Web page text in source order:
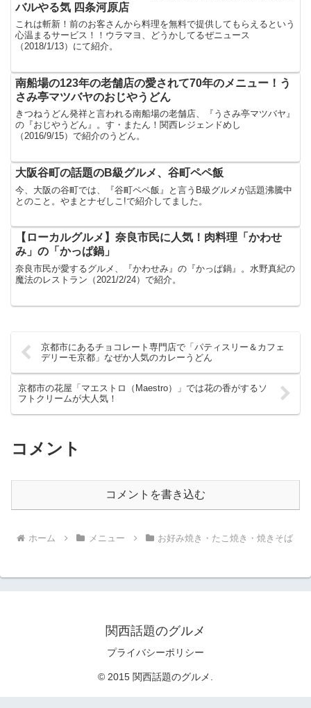
バルやる気 四条河原店
これは斬新！前のお客さんから料理を無料で提供してもらえるという
心温まるサービス！！ウラマヨ、どうかしてるぜニュース
（2018/1/13）にて紹介。
南船場の123年の老舗店の愛されて70年のメニュー！う
さみ亭マツバヤのおじやうどん
きつねうどん発祥と言われる南船場の老舗店、『うさみ亭マツバヤ』
の『おじやうどん』。す・またん！関西レジェンドめし
（2016/9/15）で紹介のうどん。
大阪谷町の話題のB級グルメ、谷町ペペ飯
今、大阪の谷町では、『谷町ペペ飯』と言うB級グルメが話題沸騰中
とのこと。やまとナゼしこ!で紹介してました。
【ローカルグルメ】奈良市民に人気！肉料理「かわせ
み」の「かっぱ鍋」
奈良市民が愛するグルメ、『かわせみ』の『かっぱ鍋』。水野真紀の
魔法のレストラン（2021/2/24）で紹介。
京都市にあるチョコレート専門店で「パティスリー＆カフェ
デリーモ京都」なぜか人気のカレーうどん
京都市の花屋「マエストロ（Maestro）」では花の香がするソ
フトクリームが大人気！
コメント
コメントを書き込む
ホーム メニュー お好み焼き・たこ焼き・焼きそば
関西話題のグルメ
プライバシーポリシー
© 2015 関西話題のグルメ.